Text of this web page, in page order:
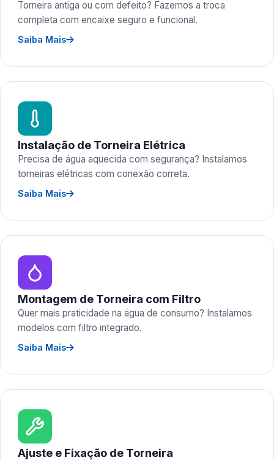
Torneira antiga ou com defeito? Fazemos a troca
completa com encaixe seguro e funcional.
Saiba Mais
Instalação de Torneira Elétrica
Precisa de água aquecida com segurança? Instalamos
torneiras elétricas com conexão correta.
Saiba Mais
Montagem de Torneira com Filtro
Quer mais praticidade na água de consumo? Instalamos
modelos com filtro integrado.
Saiba Mais
Ajuste e Fixação de Torneira